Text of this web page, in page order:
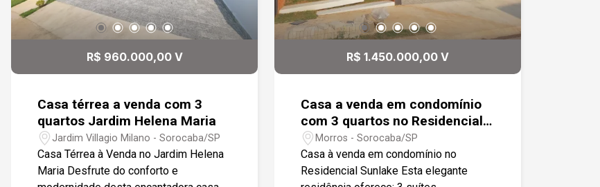
R$ 960.000,00 V
Casa térrea a venda com 3
quartos Jardim Helena Maria
Jardim Villagio Milano - Sorocaba/SP
Casa Térrea à Venda no Jardim Helena
Maria Desfrute do conforto e
R$ 1.450.000,00 V
Casa a venda em condomínio
com 3 quartos no Residencial
Sunlake
Morros - Sorocaba/SP
Casa à venda em condomínio no
Residencial Sunlake Esta elegante